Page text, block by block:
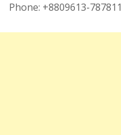
Phone: +8809613-787811